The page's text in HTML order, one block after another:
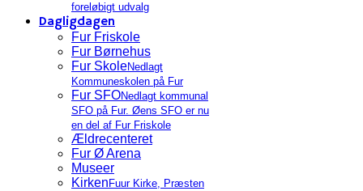
foreløbigt udvalg
Dagligdagen
Fur Friskole
Fur Børnehus
Fur SkoleNedlagt
Kommuneskolen på Fur
Fur SFONedlagt kommunal
SFO på Fur. Øens SFO er nu
en del af Fur Friskole
Ældrecenteret
Fur Ø Arena
Museer
Kirken Fuur Kirke, Præsten